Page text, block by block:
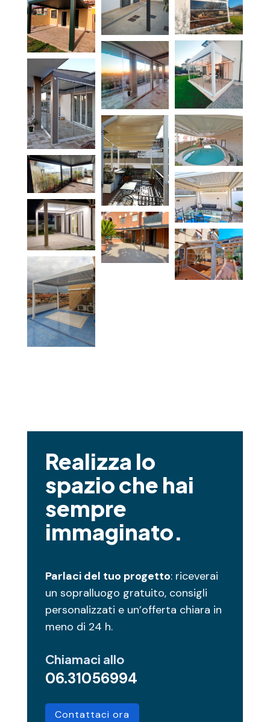
Realizza lo
spazio che hai
sempre
immaginato.
Parlaci del tuo progetto: riceverai
un sopralluogo gratuito, consigli
personalizzati e un’offerta chiara in
meno di 24 h.
Chiamaci allo
06.31056994
Contattaci ora